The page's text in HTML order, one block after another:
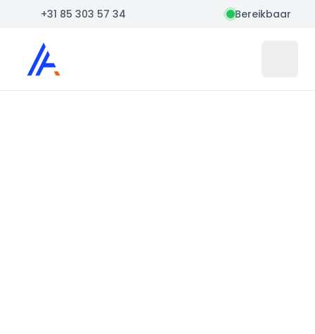
+31 85 303 57 34 Bereikbaar
Auto Atlas